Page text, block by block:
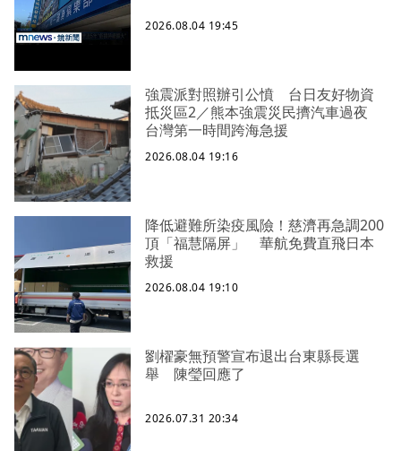
2026.08.04 19:45
強震派對照辦引公憤 台日友好物資
抵災區2／熊本強震災民擠汽車過夜
台灣第一時間跨海急援
2026.08.04 19:16
降低避難所染疫風險！慈濟再急調200
頂「福慧隔屏」 華航免費直飛日本
救援
2026.08.04 19:10
劉櫂豪無預警宣布退出台東縣長選
舉 陳瑩回應了
2026.07.31 20:34